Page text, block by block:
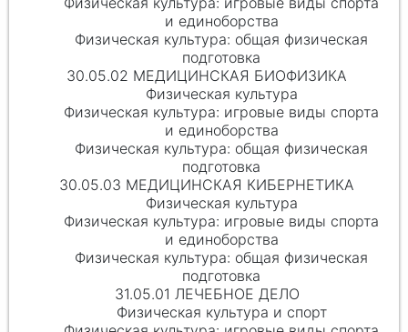
и единоборства
Физическая культура: общая физическая
подготовка
30.05.02 МЕДИЦИНСКАЯ БИОФИЗИКА
Физическая культура
Физическая культура: игровые виды спорта
и единоборства
Физическая культура: общая физическая
подготовка
30.05.03 МЕДИЦИНСКАЯ КИБЕРНЕТИКА
Физическая культура
Физическая культура: игровые виды спорта
и единоборства
Физическая культура: общая физическая
подготовка
31.05.01 ЛЕЧЕБНОЕ ДЕЛО
Физическая культура и спорт